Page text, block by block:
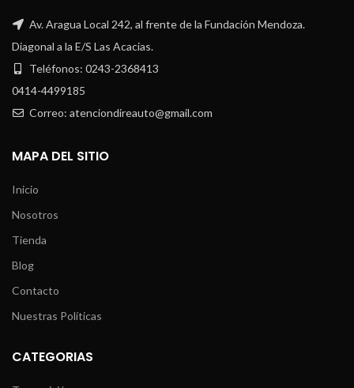
Av. Aragua Local 242, al frente de la Fundación Mendoza.
Diagonal a la E/S Las Acacias.
Teléfonos: 0243-2368413
0414-4499185
Correo: atenciondireauto@gmail.com
MAPA DEL SITIO
Inicio
Nosotros
Tienda
Blog
Contacto
Nuestras Políticas
CATEGORIAS